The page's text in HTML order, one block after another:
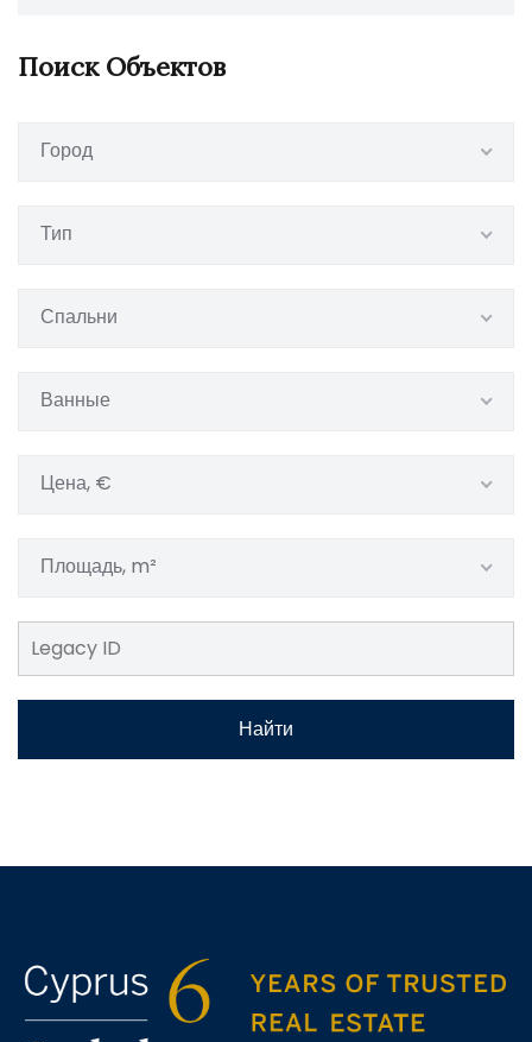
Поиск Объектов
Город
Тип
Спальни
Ванные
Цена, €
Площадь, m²
Найти